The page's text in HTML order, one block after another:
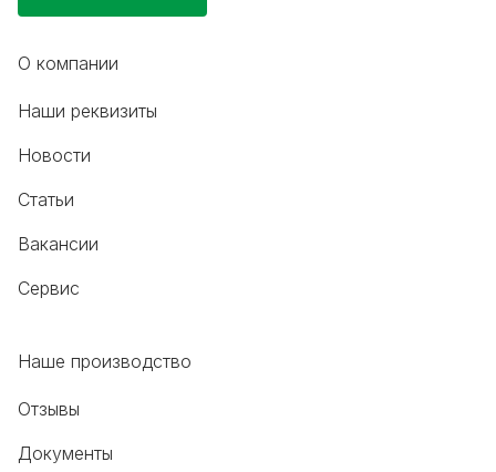
О компании
Наши реквизиты
Новости
Статьи
Вакансии
Сервис
Наше производство
Отзывы
Документы